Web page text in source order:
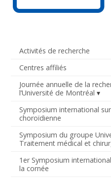
Activités de recherche
Centres affiliés
Journée annuelle de la
l’Université de Montréal
Symposium international
choroïdienne
Symposium du groupe
Traitement médical et
1er Symposium
la cornée